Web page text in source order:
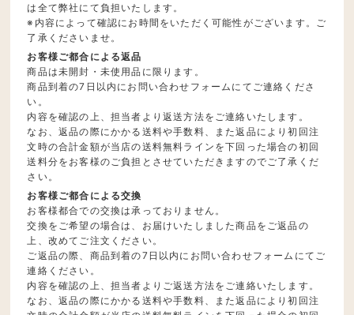
は全て弊社にて負担いたします。
※内容によって確認にお時間をいただく可能性がございます。ご
了承くださいませ。
お客様ご都合による返品
商品は未開封・未使用品に限ります。
商品到着の7日以内にお問い合わせフォームにてご連絡くださ
い。
内容を確認の上、担当者より返送方法をご連絡いたします。
なお、返品の際にかかる送料や手数料、また返品により初回注
文時の合計金額が当店の送料無料ラインを下回った場合の初回
送料分をお客様のご負担とさせていただきますのでご了承くだ
さい。
お客様ご都合による交換
お客様都合での交換は承っておりません。
交換をご希望の場合は、お届けいたしました商品をご返品の
上、改めてご注文ください。
ご返品の際、商品到着の7日以内にお問い合わせフォームにてご
連絡ください。
内容を確認の上、担当者よりご返送方法をご連絡いたします。
なお、返品の際にかかる送料や手数料、また返品により初回注